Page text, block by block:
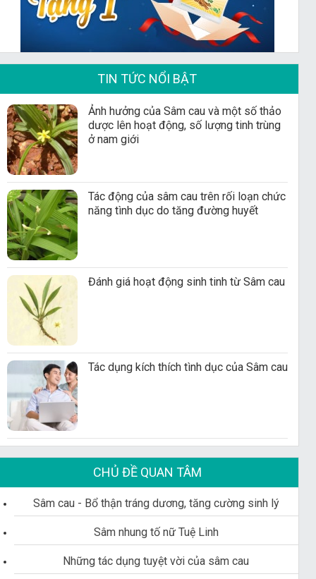
TIN TỨC NỔI BẬT
Ảnh hưởng của Sâm cau và một số thảo
dược lên hoạt động, số lượng tinh trùng
ở nam giới
Tác động của sâm cau trên rối loạn chức
năng tình dục do tăng đường huyết
Đánh giá hoạt động sinh tinh từ Sâm cau
Tác dụng kích thích tình dục của Sâm cau
CHỦ ĐỀ QUAN TÂM
Sâm cau - Bổ thận tráng dương, tăng cường sinh lý
Sâm nhung tố nữ Tuệ Linh
Những tác dụng tuyệt vời của sâm cau